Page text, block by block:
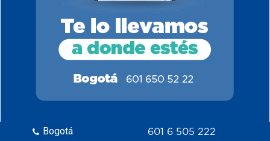
Bogotá
601 6 505 222